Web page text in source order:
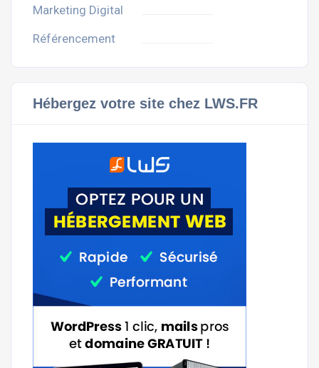
Marketing Digital
Référencement
Hébergez votre site chez LWS.FR